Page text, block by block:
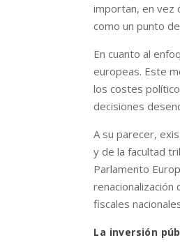
importan, en vez
como un punto
En cuanto al
europeas. Este
los costes
decisiones
A su parecer,
y de la facultad
Parlamento
fiscales
La inversión